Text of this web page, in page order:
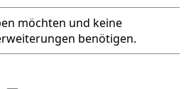
möchten und keine
benötigen.